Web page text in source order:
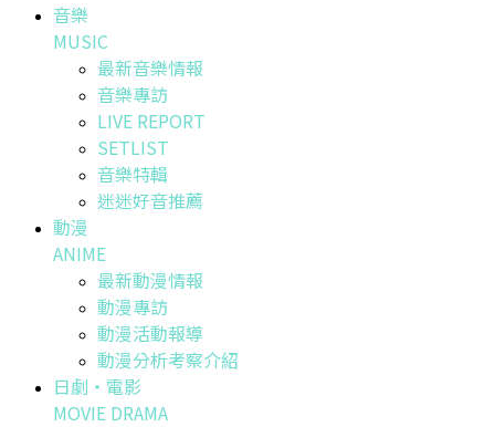
音樂
MUSIC
最新音樂情報
音樂專訪
LIVE REPORT
SETLIST
音樂特輯
迷迷好音推薦
動漫
ANIME
最新動漫情報
動漫專訪
動漫活動報導
動漫分析考察介紹
日劇・電影
MOVIE DRAMA